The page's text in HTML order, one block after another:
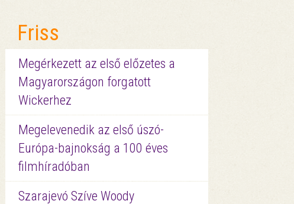
Friss
Megérkezett az első előzetes a
Magyarországon forgatott
Wickerhez
Megelevenedik az első úszó-
Európa-bajnokság a 100 éves
filmhíradóban
Szarajevó Szíve Woody